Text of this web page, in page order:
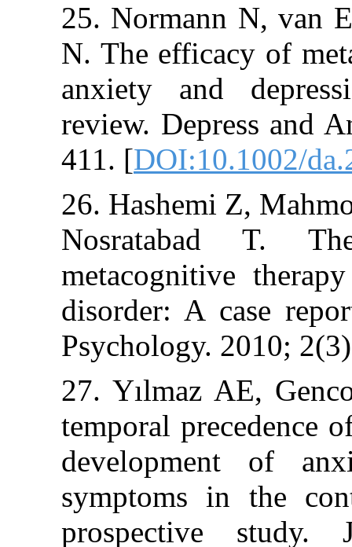
25. Normann
N. The
anxiety and
review.
411. [
26. Hashemi
Nosratabad
metacognitive
disorder: A
Psychology.
27. Yılmaz
temporal
development
symptoms in
prospective